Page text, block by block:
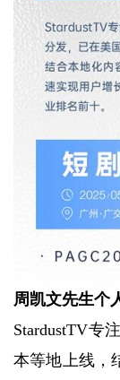
周凯文先生个
StardustTV专
本等地上线，